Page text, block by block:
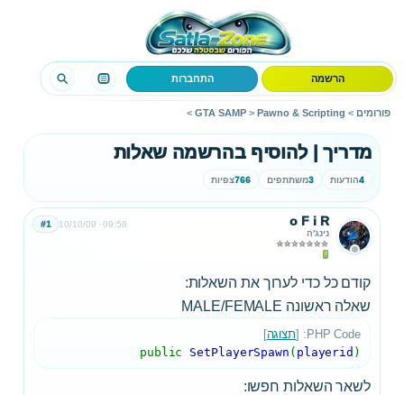
הרשמה התחברות
פורומים >
GTA SAMP > Pawno & Scripting
>
מדריך | להוסיף בהרשמה שאלות
4הודעות 3משתתפים 766צפיות
o F i R
נינג'ה
10/10/09 09:58
#1
קודם כל כדי לערוך את השאלות:
שאלה ראשונה MALE/FEMALE
PHP Code: [ תצוגה
public SetPlayerSpawn ( playerid )
לשאר השאלות חפשו: